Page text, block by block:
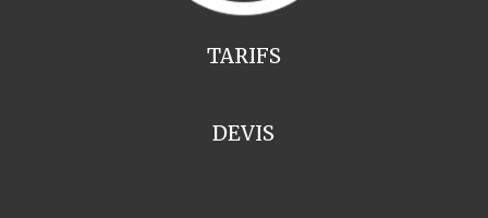
TARIFS
DEVIS